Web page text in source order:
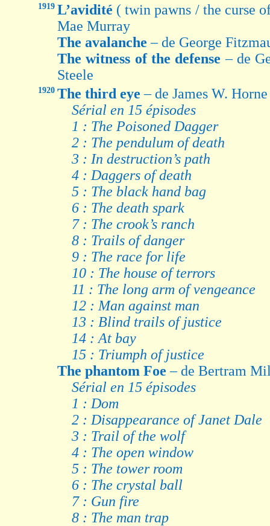
1919 L’avidité ( twin pawns / the curse
Mae Murray
The avalanche– de George
The witness of the defense– de
Steele
1920 The third eye– de James W.
Sérial en 15 épisodes
1 : The Poisoned Dagger
2 : The pendulum of death
3 : In destruction’s path
4 : Daggers of death
5 : The black hand bag
6 : The death spark
7 : The crook’s ranch
8 : Trails of danger
9 : The race for life
10 : The house of terrors
11 : The long arm of vengeance
12 : Man against man
13 : Blind trails of justice
14 : At bay
15 : Triumph of justice
The phantom Foe– de Bertram
Sérial en 15 épisodes
1 : Dom
2 : Disappearance of Janet Dale
3 : Trail of the wolf
4 : The open window
5 : The tower room
6 : The crystal ball
7 : Gun fire
8 : The man trap